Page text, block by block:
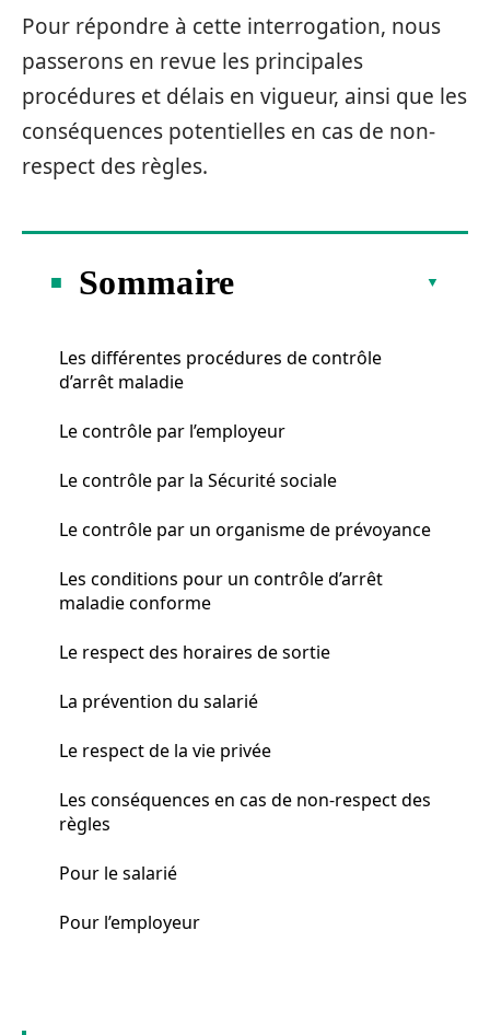
Pour répondre à cette interrogation, nous
passerons en revue les principales
procédures et délais en vigueur, ainsi que les
conséquences potentielles en cas de non-
respect des règles.
Sommaire
Les différentes procédures de contrôle
d’arrêt maladie
Le contrôle par l’employeur
Le contrôle par la Sécurité sociale
Le contrôle par un organisme de prévoyance
Les conditions pour un contrôle d’arrêt
maladie conforme
Le respect des horaires de sortie
La prévention du salarié
Le respect de la vie privée
Les conséquences en cas de non-respect des
règles
Pour le salarié
Pour l’employeur